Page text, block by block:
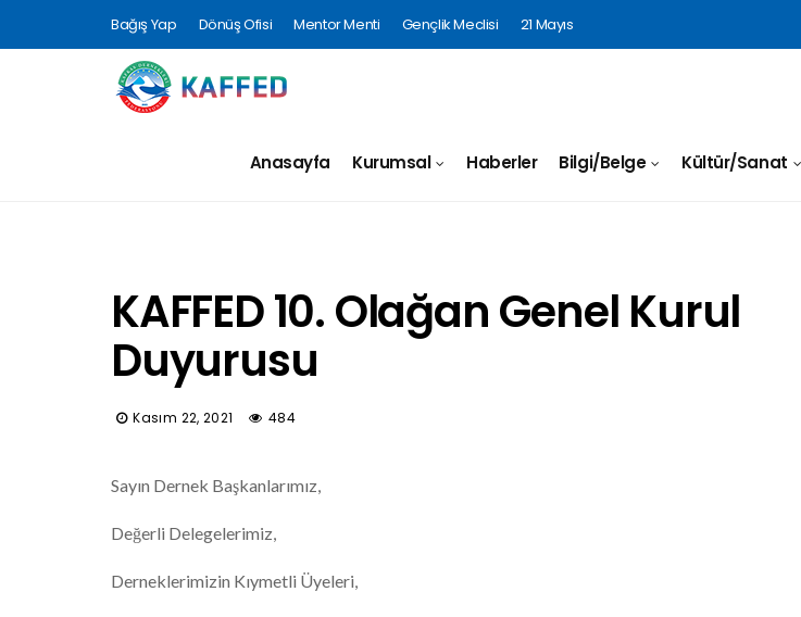
Bağış Yap Dönüş Ofisi Mentor Menti Gençlik Meclisi 21 Mayıs
Anasayfa Kurumsal Haberler Bilgi/Belge Kültür/Sanat
KAFFED 10. Olağan Genel Kurul
Duyurusu
Kasım 22, 2021 484
Sayın Dernek Başkanlarımız,
Değerli Delegelerimiz,
Derneklerimizin Kıymetli Üyeleri,